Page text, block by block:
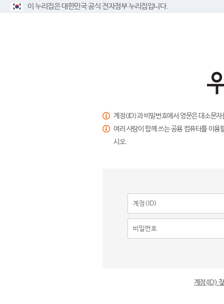
이 누리집은 대한민국 공식 전자정부 누리집입니다.
계정(ID)과 비밀번호에서 영문은 대소문
여러 사람이 함께 쓰는 공용 컴퓨터를 이
시오.
계정(ID)